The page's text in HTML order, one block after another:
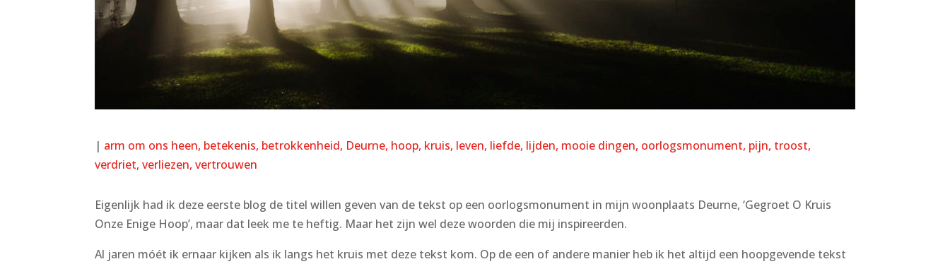
| arm om ons heen betekenis betrokkenheid Deurne hoop kruis leven liefde lijden mooie dingen oorlogsmonument pijn troost
verdriet verliezen vertrouwen
Eigenlijk had ik deze eerste blog de titel willen geven van de tekst op een oorlogsmonument in mijn woonplaats Deurne, ‘Gegroet O Kruis
Onze Enige Hoop’, maar dat leek me te heftig. Maar het zijn wel deze woorden die mij inspireerden.
Al jaren móét ik ernaar kijken als ik langs het kruis met deze tekst kom. Op de een of andere manier heb ik het altijd een hoopgevende tekst